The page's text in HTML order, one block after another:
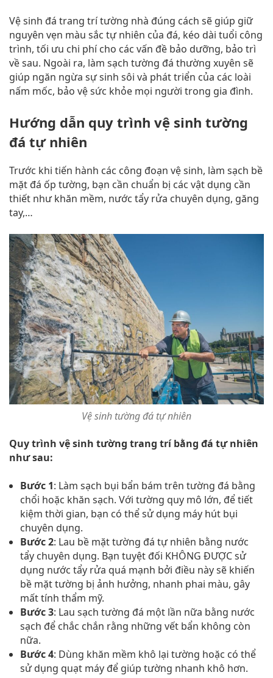
Vệ sinh đá trang trí tường nhà đúng cách sẽ giúp giữ
nguyên vẹn màu sắc tự nhiên của đá, kéo dài tuổi công
trình, tối ưu chi phí cho các vấn đề bảo dưỡng, bảo trì
về sau. Ngoài ra, làm sạch tường đá thường xuyên sẽ
giúp ngăn ngừa sự sinh sôi và phát triển của các loài
nấm mốc, bảo vệ sức khỏe mọi người trong gia đình.
Hướng dẫn quy trình vệ sinh tường
đá tự nhiên
Trước khi tiến hành các công đoạn vệ sinh, làm sạch bề
mặt đá ốp tường, bạn cần chuẩn bị các vật dụng cần
thiết như khăn mềm, nước tẩy rửa chuyên dụng, găng
tay,…
Vệ sinh tường đá tự nhiên
Quy trình vệ sinh tường trang trí bằng đá tự nhiên
như sau:
Bước 1: Làm sạch bụi bẩn bám trên tường đá bằng
chổi hoặc khăn sạch. Với tường quy mô lớn, để tiết
kiệm thời gian, bạn có thể sử dụng máy hút bụi
chuyên dụng.
Bước 2: Lau bề mặt tường đá tự nhiên bằng nước
tẩy chuyên dụng. Bạn tuyệt đối KHÔNG ĐƯỢC sử
dụng nước tẩy rửa quá mạnh bởi điều này sẽ khiến
bề mặt tường bị ảnh hưởng, nhanh phai màu, gây
mất tính thẩm mỹ.
Bước 3: Lau sạch tường đá một lần nữa bằng nước
sạch để chắc chắn rằng những vết bẩn không còn
nữa.
Bước 4: Dùng khăn mềm khô lại tường hoặc có thể
sử dụng quạt máy để giúp tường nhanh khô hơn.